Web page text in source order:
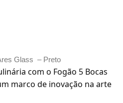
Glass – Preto
com o Fogão 5 Bocas
marco de inovação na arte